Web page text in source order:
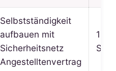
Selbstständigkeit
aufbauen mit
Sicherheitsnetz
Angestelltenvertrag